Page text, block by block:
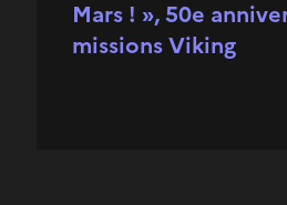
Mars ! », 50e
missions Viking